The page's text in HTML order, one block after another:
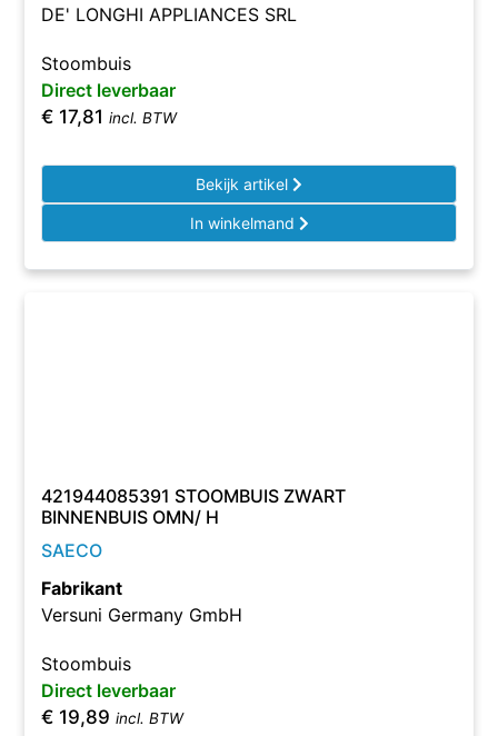
DE' LONGHI APPLIANCES SRL
Stoombuis
Direct leverbaar
€ 17,81 incl. BTW
Bekijk artikel
In winkelmand
421944085391 STOOMBUIS ZWART
BINNENBUIS OMN/ H
SAECO
Fabrikant
Versuni Germany GmbH
Stoombuis
Direct leverbaar
€ 19,89 incl. BTW